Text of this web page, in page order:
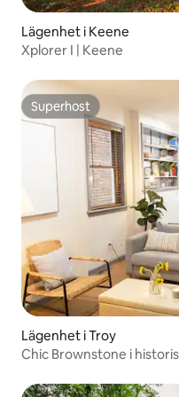
Lägenhet i Keene
Xplorer I | Keene
Superhost
Superhost
Lägenhet i Troy
Chic Brownstone i